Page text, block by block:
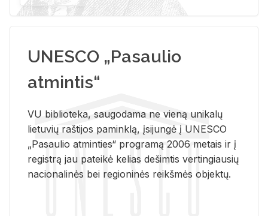
UNESCO „Pasaulio
atmintis“
VU biblioteka, saugodama ne vieną unikalų
lietuvių raštijos paminklą, įsijungė į UNESCO
„Pasaulio atminties“ programą 2006 metais ir į
registrą jau pateikė kelias dešimtis vertingiausių
nacionalinės bei regioninės reikšmės objektų.